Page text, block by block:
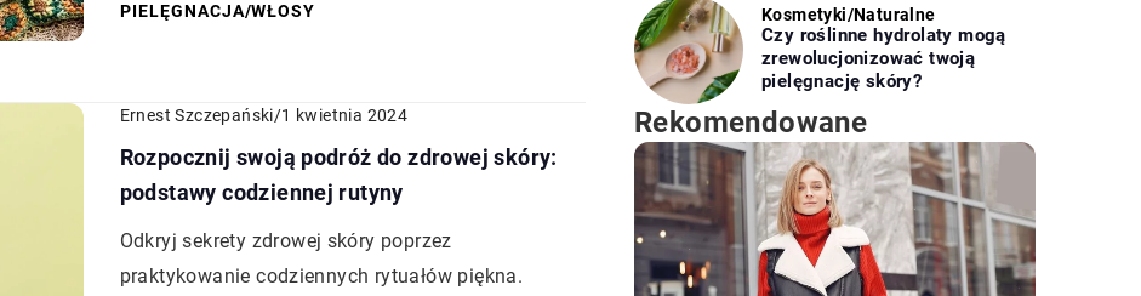
PIELĘGNACJA/WŁOSY
Ernest Szczepański/1 kwietnia 2024
Rozpocznij swoją podróż do zdrowej skóry:
podstawy codziennej rutyny
Odkryj sekrety zdrowej skóry poprzez
praktykowanie codziennych rytuałów piękna.
Kosmetyki/Naturalne
Czy roślinne hydrolaty mogą
zrewolucjonizować twoją
pielęgnację skóry?
Rekomendowane